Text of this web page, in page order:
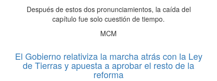
Después de estos dos pronunciamientos, la caída del
capítulo fue solo cuestión de tiempo.
MCM
El Gobierno relativiza la marcha atrás con la Ley
de Tierras y apuesta a aprobar el resto de la
reforma